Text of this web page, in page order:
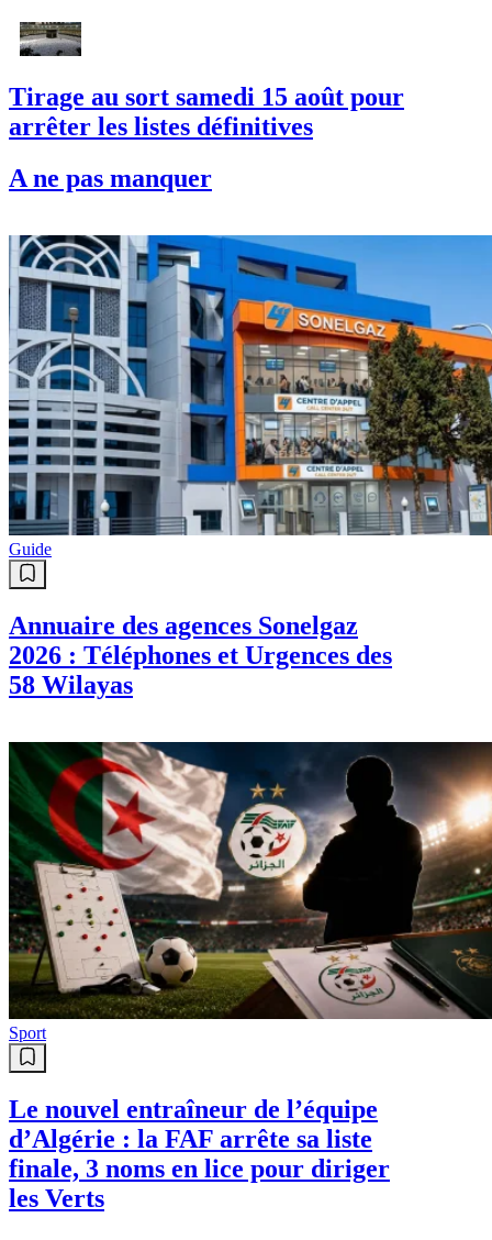
Tirage au sort samedi 15 août pour
arrêter les listes définitives
A ne pas manquer
Guide
Annuaire des agences Sonelgaz
2026 : Téléphones et Urgences des
58 Wilayas
Sport
Le nouvel entraîneur de l’équipe
d’Algérie : la FAF arrête sa liste
finale, 3 noms en lice pour diriger
les Verts